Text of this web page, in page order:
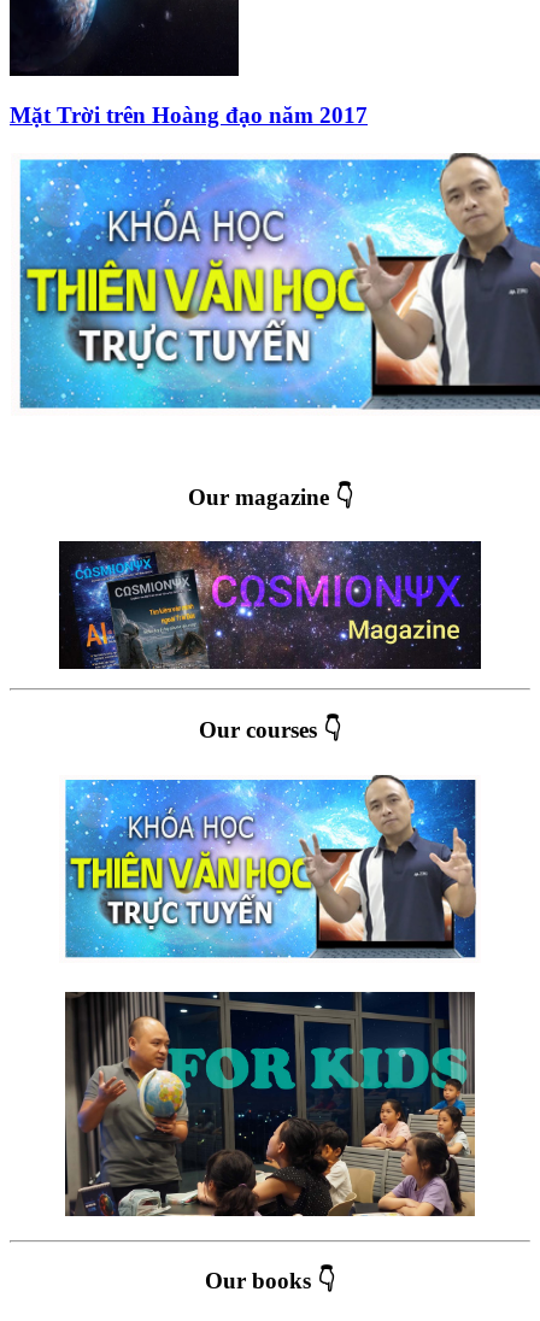
Mặt Trời trên Hoàng đạo năm 2017
Our magazine 👇
Our courses 👇
Our books 👇